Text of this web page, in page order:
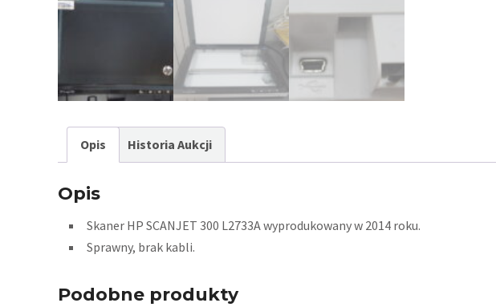
Opis Historia Aukcji
Opis
Skaner HP SCANJET 300 L2733A wyprodukowany w 2014 roku.
Sprawny, brak kabli.
Podobne produkty